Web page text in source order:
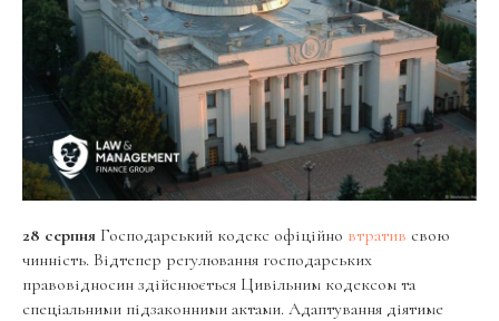
28 серпня Господарський кодекс офіційно втратив свою
чинність. Відтепер регулювання господарських
правовідносин здійснюється Цивільним кодексом та
спеціальними підзаконними актами. Адаптування діятиме